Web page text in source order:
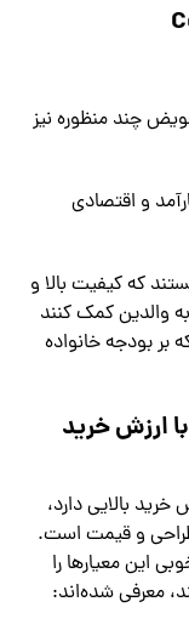
چند منظوره نیز
کارآمد و اقتصادی
که کیفیت بالا و
والدین کمک کنند
بر بودجه خانواده
ارزش خرید
خرید بالایی دارد،
و قیمت است.
این معیارها را
معرفی شده‌اند: